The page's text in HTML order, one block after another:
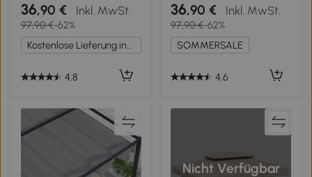
Pavillondach für
Metallpavillon Pavillon
Ersatzdach Gartenpavillon
Partyzelt Gartenzelt
36,90 € Inkl. MwSt.
97,90 €-62%
Kostenlose Lieferung innerhalb Deutschlands
4,8
mit Doppeldach
Ablauflöcher, Ersatzbezug
Ersatzteile für
Gartenpavillon Gartenzelt
36,90 € Inkl. MwSt.
97,90 €-62%
SOMMERSALE
4,6
Nicht Verfügbar